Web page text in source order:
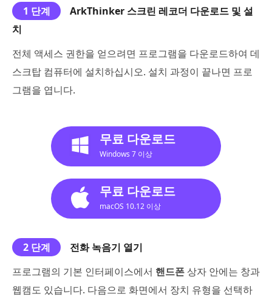
1 단계
ArkThinker 스크린 레코더 다운로드 및 설
치
전체 액세스 권한을 얻으려면 프로그램을 다운로드하여 데
스크탑 컴퓨터에 설치하십시오. 설치 과정이 끝나면 프로
그램을 엽니다.
무료 다운로드
Windows 7 이상
무료 다운로드
macOS 10.12 이상
2 단계
전화 녹음기 열기
프로그램의 기본 인터페이스에서 핸드폰 상자 안에는 창과
웹캠도 있습니다. 다음으로 화면에서 장치 유형을 선택하